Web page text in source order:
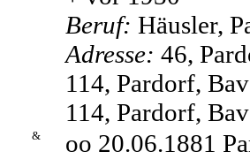
Beruf: Häusler,
Adresse: 46,
114, Pardorf,
114, Pardorf,
&
oo 20.06.1881